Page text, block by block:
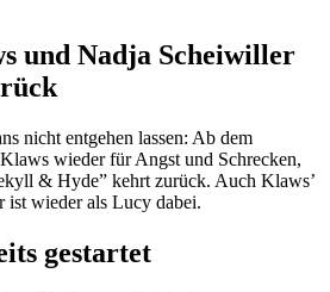
und Nadja Scheiwiller
nicht entgehen lassen: Ab dem
wieder für Angst und Schrecken,
& Hyde” kehrt zurück. Auch Klaws’
ist wieder als Lucy dabei.
gestartet